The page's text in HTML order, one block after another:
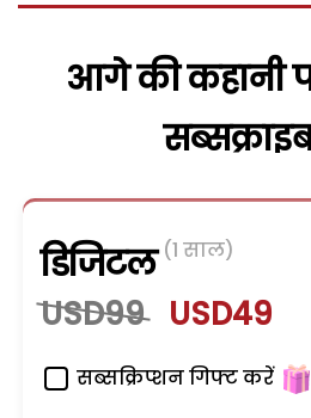
आगे की कहानी
डिजिटल (1 साल)
USD99 USD49
सब्सक्रिप्शन गिफ्ट करें